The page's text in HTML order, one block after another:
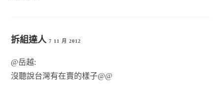
拆組達人 7 11 月 2012
@岳越:
沒聽說台灣有在賣的樣子@@